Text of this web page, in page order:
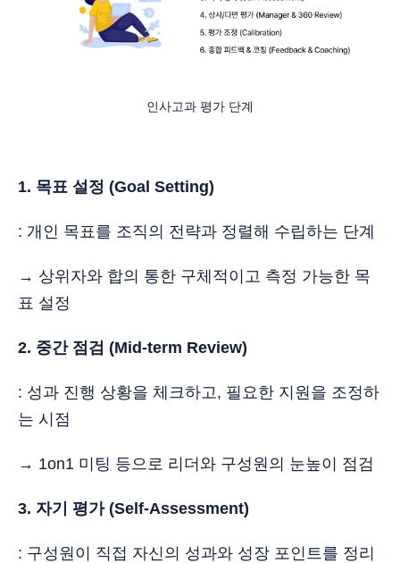
인사고과 평가 단계
1. 목표 설정 (Goal Setting)
: 개인 목표를 조직의 전략과 정렬해 수립하는 단계
→ 상위자와 합의 통한 구체적이고 측정 가능한 목
표 설정
2. 중간 점검 (Mid-term Review)
: 성과 진행 상황을 체크하고, 필요한 지원을 조정하
는 시점
→ 1on1 미팅 등으로 리더와 구성원의 눈높이 점검
3. 자기 평가 (Self-Assessment)
: 구성원이 직접 자신의 성과와 성장 포인트를 정리